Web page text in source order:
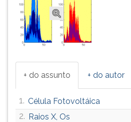
+ do assunto + do autor
1. Célula Fotovoltáica
2. Raios X, Os